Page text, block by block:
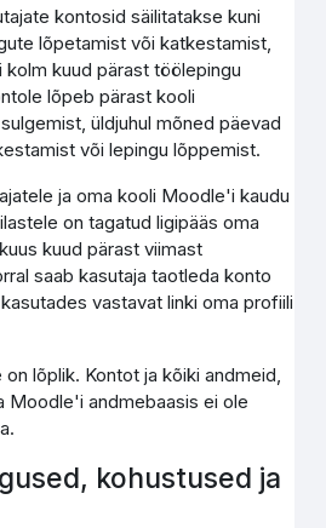
kontosid säilitatakse kuni
lõpetamist või katkestamist,
kuud pärast töölepingu
lõpeb pärast kooli
üldjuhul mõned päevad
või lepingu lõppemist.
ja oma kooli Moodle'i kaudu
on tagatud ligipääs oma
kuud pärast viimast
saab kasutaja taotleda konto
vastavat linki oma profiili
lõplik. Kontot ja kõiki andmeid,
Moodle'i andmebaasis ei ole
kohustused ja